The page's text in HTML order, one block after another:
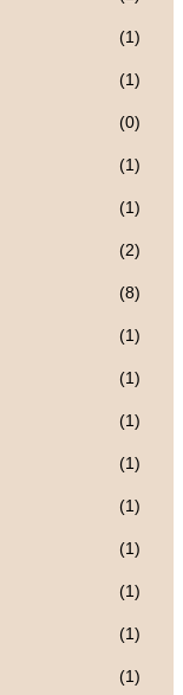
(1)
(1)
(0)
(1)
(1)
(2)
(8)
(1)
(1)
(1)
(1)
(1)
(1)
(1)
(1)
(1)